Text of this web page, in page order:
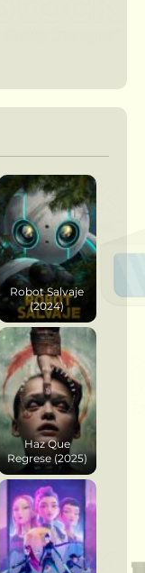
Robot Salvaje
(2024)
Haz Que
Regrese (2025)